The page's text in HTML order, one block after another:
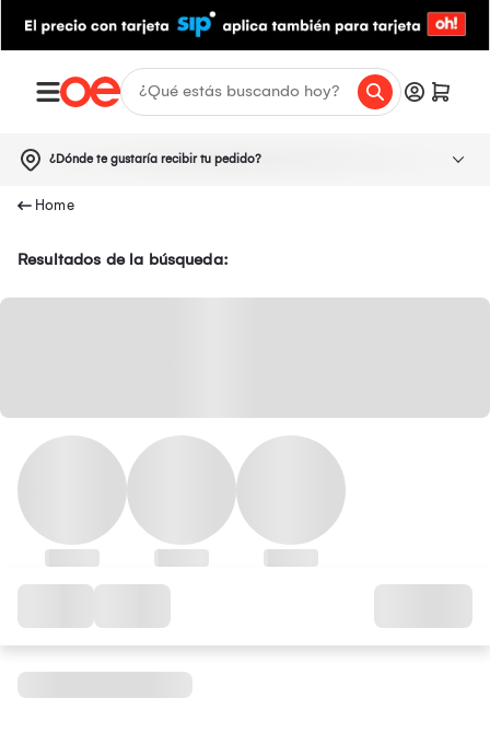
¿Dónde te gustaría recibir tu pedido?
Resultados de la búsqueda: